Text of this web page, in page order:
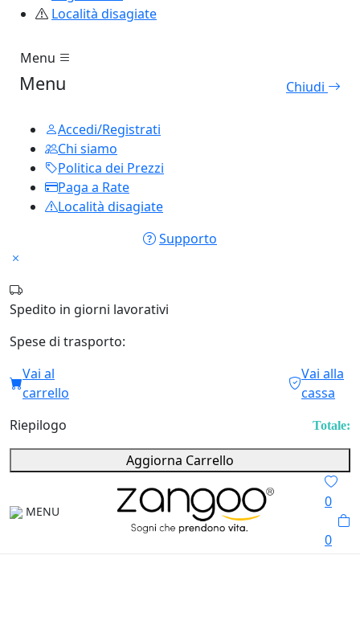
Località disagiate
Menu
Menu Chiudi
Accedi/Registrati
Chi siamo
Politica dei Prezzi
Paga a Rate
Località disagiate
Supporto
Spedito in giorni lavorativi
Spese di trasporto:
Vai al
carrello
Vai alla
cassa
Riepilogo
Totale:
Aggiorna Carrello
MENU
0
0